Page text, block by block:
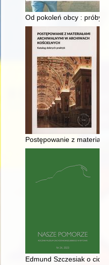
Od pokoleń obcy : próby
Postępowanie z
Edmund Szczesiak o